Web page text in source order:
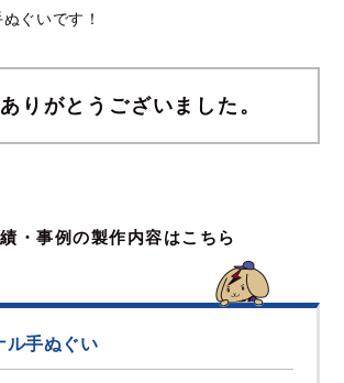
ぐいです！
りがとうございました。
・事例の製作内容はこちら
ル手ぬぐい